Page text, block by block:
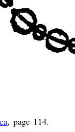
, page 114.